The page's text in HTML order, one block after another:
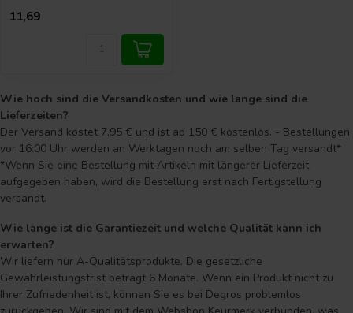
11,69
Wie hoch sind die Versandkosten und wie lange sind die
Lieferzeiten?
Der Versand kostet 7,95 € und ist ab 150 € kostenlos. - Bestellungen
vor 16:00 Uhr werden an Werktagen noch am selben Tag versandt*
*Wenn Sie eine Bestellung mit Artikeln mit längerer Lieferzeit
aufgegeben haben, wird die Bestellung erst nach Fertigstellung
versandt.
Wie lange ist die Garantiezeit und welche Qualität kann ich
erwarten?
Wir liefern nur A-Qualitätsprodukte. Die gesetzliche
Gewährleistungsfrist beträgt 6 Monate. Wenn ein Produkt nicht zu
Ihrer Zufriedenheit ist, können Sie es bei Degros problemlos